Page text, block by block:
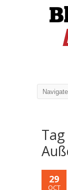
29
OCT